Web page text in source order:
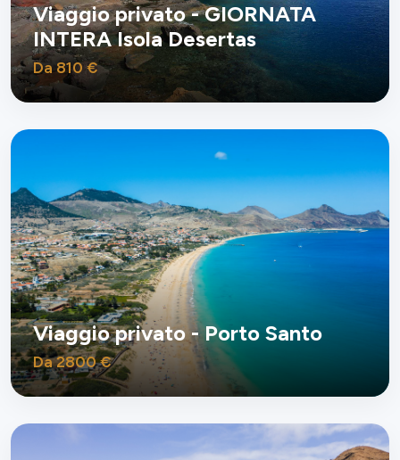
Viaggio privato - GIORNATA
INTERA Isola Desertas
Da 810 €
Viaggio privato - Porto Santo
Da 2800 €